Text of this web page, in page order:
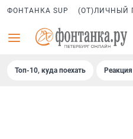
ФОНТАНКА SUP (ОТ)ЛИЧНЫЙ
Топ-10, куда поехать